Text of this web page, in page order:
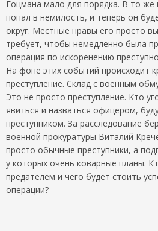
Гоцмана мало для порядка. В то
попал в немилость, и теперь он
округ. Местные нравы его просто
требует, чтобы немедленно была
операция по искоренению
На фоне этих событий происходит
преступление. Склад с военным
Это не просто преступление. Кто
явиться и назваться офицером,
преступником. За расследование
военной прокуратуры Виталий
просто обычные преступники, а
у которых очень коварные планы.
предателем и чего будет стоить
операции?